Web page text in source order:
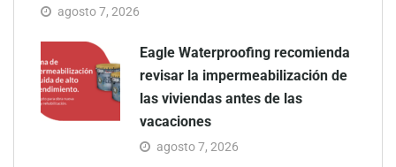
agosto 7, 2026
Eagle Waterproofing recomienda
revisar la impermeabilización de
las viviendas antes de las
vacaciones
agosto 7, 2026